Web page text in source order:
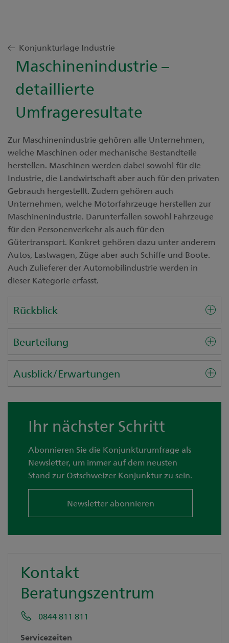
Konjunkturlage Industrie
Maschinenindustrie –
detaillierte
Umfrageresultate
Zur Maschinenindustrie gehören alle Unternehmen,
welche Maschinen oder mechanische Bestandteile
herstellen. Maschinen werden dabei sowohl für die
Industrie, die Landwirtschaft aber auch für den privaten
Gebrauch hergestellt. Zudem gehören auch
Unternehmen, welche Motorfahrzeuge herstellen zur
Maschinenindustrie. Darunterfallen sowohl Fahrzeuge
für den Personenverkehr als auch für den
Gütertransport. Konkret gehören dazu unter anderem
Autos, Lastwagen, Züge aber auch Schiffe und Boote.
Auch Zulieferer der Automobilindustrie werden in
dieser Kategorie erfasst.
Rückblick
Beurteilung
Ausblick/Erwartungen
Ihr nächster Schritt
Abonnieren Sie die Konjunkturumfrage als
Newsletter, um immer auf dem neusten
Stand zur Ostschweizer Konjunktur zu sein.
Newsletter abonnieren
Kontakt
Beratungszentrum
0844 811 811
Servicezeiten